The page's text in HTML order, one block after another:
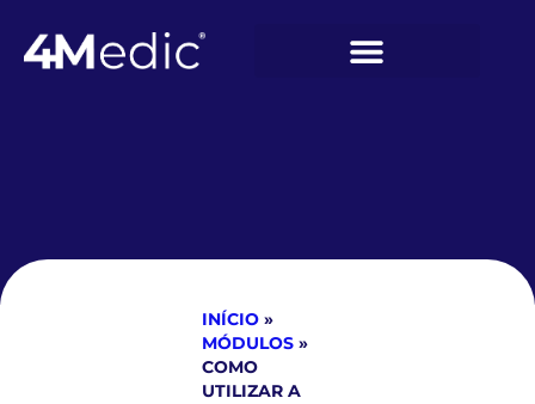
INÍCIO »
MÓDULOS »
COMO
UTILIZAR A